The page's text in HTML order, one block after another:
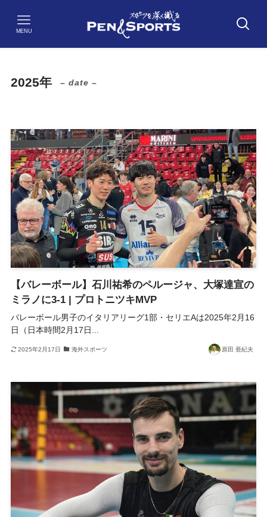
MENU
2025年 – date –
【バレーボール】石川祐希のペルージャ、大塚達宣の
ミラノに3-1 | プロトニツキMVP
バレーボール男子のイタリアリーグ1部・セリエAは2025年2月16
日（日本時間2月17日...
2025年2月17日 海外スポーツ 原田 亜紀夫